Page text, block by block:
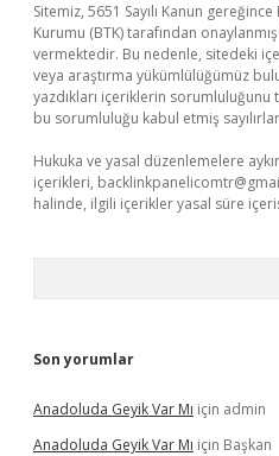
Sitemiz, 5651 Sayılı Kanun
Kurumu (BTK) tarafından
vermektedir. Bu nedenle, sitedeki
veya araştırma yükümlülüğümüz
yazdıkları içeriklerin
bu sorumluluğu kabul etmiş
Hukuka ve yasal düzenlemelere
içerikleri,
halinde, ilgili içerikler yasal süre
Son yorumlar
Anadoluda Geyik Var Mı için admin
Anadoluda Geyik Var Mı için Başkan